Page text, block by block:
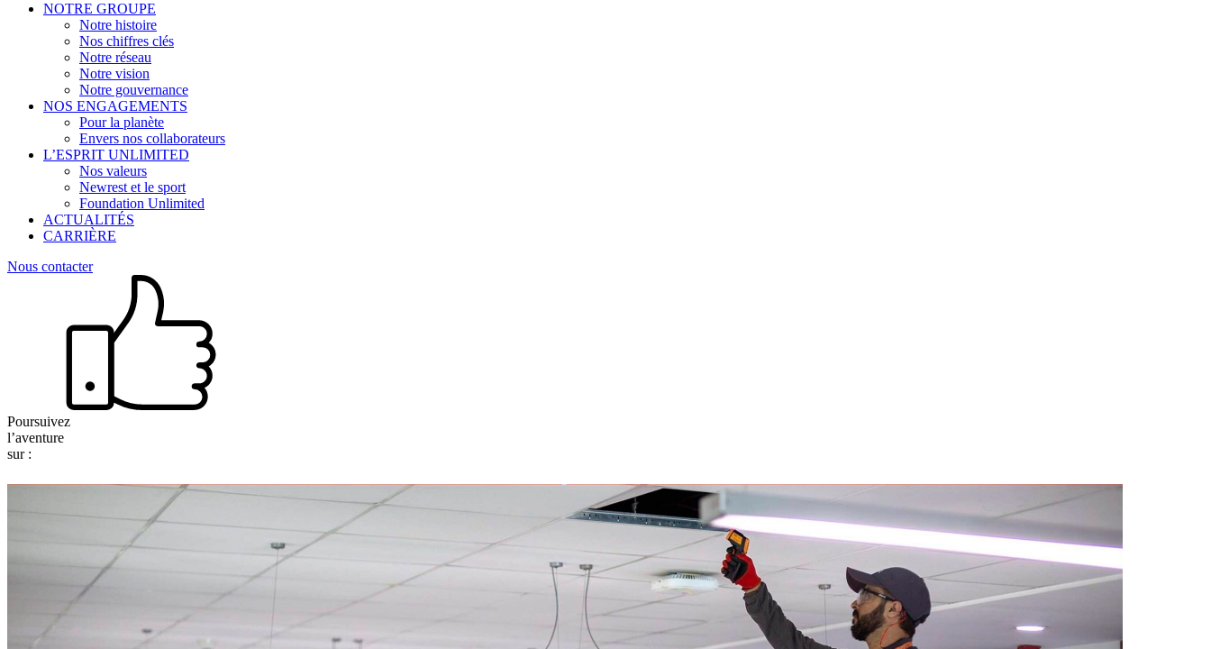
NOTRE GROUPE
Notre histoire
Nos chiffres clés
Notre réseau
Notre vision
Notre gouvernance
NOS ENGAGEMENTS
Pour la planète
Envers nos collaborateurs
L’ESPRIT UNLIMITED
Nos valeurs
Newrest et le sport
Foundation Unlimited
ACTUALITÉS
CARRIÈRE
Nous contacter
Poursuivez
l’aventure
sur :